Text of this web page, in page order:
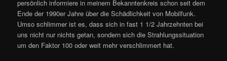
persönlich informiere in meinem Bekanntenkreis schon seit dem
Ende der 1990er Jahre über die Schädlichkeit von Mobilfunk.
Umso schlimmer ist es, dass sich in fast 1 1/2 Jahrzehnten bei
uns nicht nur nichts getan, sondern sich die Strahlungssituation
um den Faktor 100 oder weit mehr verschlimmert hat.